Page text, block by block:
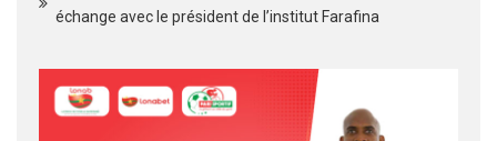
échange avec le président de l’institut Farafina